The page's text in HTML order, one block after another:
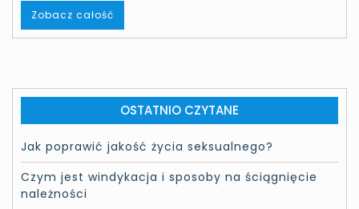
Zobacz całość
OSTATNIO CZYTANE
Jak poprawić jakość życia seksualnego?
Czym jest windykacja i sposoby na ściągnięcie
należności